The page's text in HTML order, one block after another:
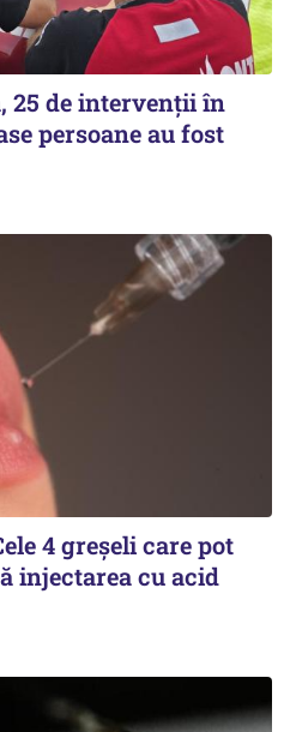
25 de intervenții în
persoane au fost
4 greșeli care pot
injectarea cu acid